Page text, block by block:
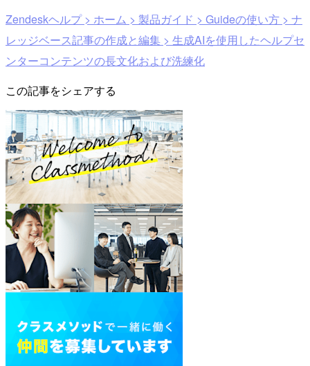
Zendeskヘルプ > ホーム > 製品ガイド > Guideの使い方 > ナ
レッジベース記事の作成と編集 > 生成AIを使用したヘルプセ
ンターコンテンツの長文化および洗練化
この記事をシェアする